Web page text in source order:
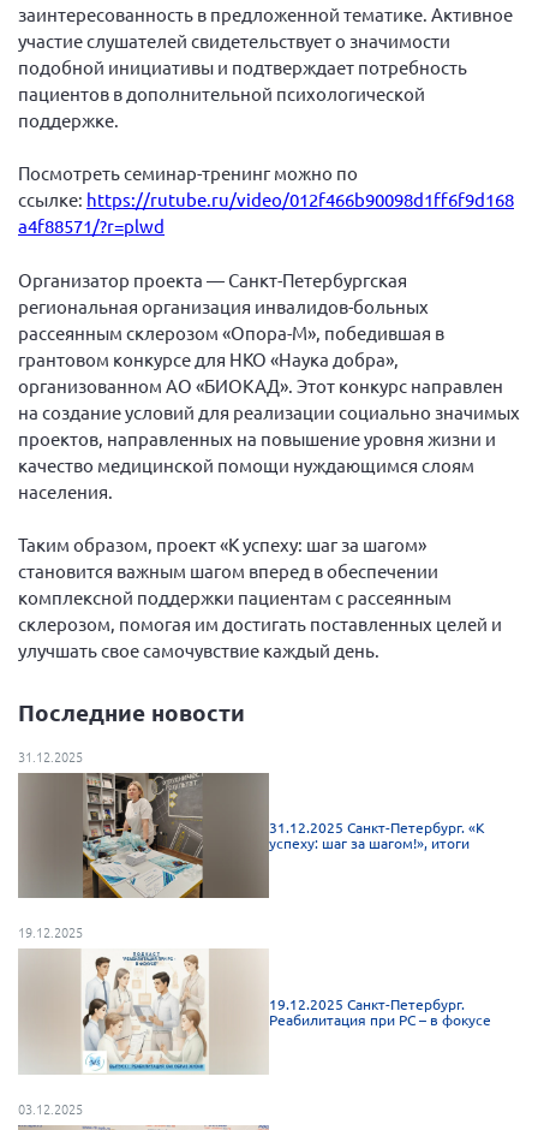
Свердловская область
Смоленская область
Ставропольский край
Сахалинская область
Томская область
Тульская область
Челябинская область
Ярославская область
заинтересованность в предложенной тематике. Активное
участие слушателей свидетельствует о значимости
подобной инициативы и подтверждает потребность
пациентов в дополнительной психологической
поддержке.
Посмотреть семинар-тренинг можно по
ссылке: https://rutube.ru/video/012f466b90098d1ff6f9d168
a4f88571/?r=plwd
Организатор проекта — Санкт-Петербургская
региональная организация инвалидов-больных
рассеянным склерозом «Опора-М», победившая в
грантовом конкурсе для НКО «Наука добра»,
организованном АО «БИОКАД». Этот конкурс направлен
на создание условий для реализации социально значимых
проектов, направленных на повышение уровня жизни и
качество медицинской помощи нуждающимся слоям
населения.
Таким образом, проект «К успеху: шаг за шагом»
становится важным шагом вперед в обеспечении
комплексной поддержки пациентам с рассеянным
склерозом, помогая им достигать поставленных целей и
улучшать свое самочувствие каждый день.
Последние новости
31.12.2025
31.12.2025 Санкт-Петербург. «К
успеху: шаг за шагом!», итоги
19.12.2025
19.12.2025 Санкт-Петербург.
Реабилитация при РС – в фокусе
03.12.2025